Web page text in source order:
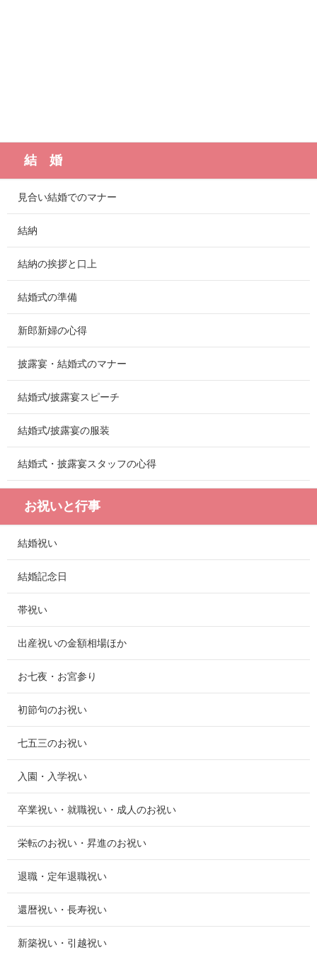
結 婚
見合い結婚でのマナー
結納
結納の挨拶と口上
結婚式の準備
新郎新婦の心得
披露宴・結婚式のマナー
結婚式/披露宴スピーチ
結婚式/披露宴の服装
結婚式・披露宴スタッフの心得
お祝いと行事
結婚祝い
結婚記念日
帯祝い
出産祝いの金額相場ほか
お七夜・お宮参り
初節句のお祝い
七五三のお祝い
入園・入学祝い
卒業祝い・就職祝い・成人のお祝い
栄転のお祝い・昇進のお祝い
退職・定年退職祝い
還暦祝い・長寿祝い
新築祝い・引越祝い